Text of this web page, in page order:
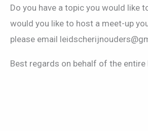
Do you have a topic you would like
would you like to host a meet-up
please email
Best regards on behalf of the entire